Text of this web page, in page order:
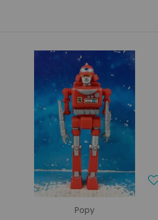
Popy